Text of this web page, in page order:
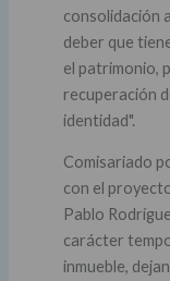
consolidación
deber que
el patrimonio,
recuperación
identidad".
Comisariado
con el
Pablo
carácter
inmueble,